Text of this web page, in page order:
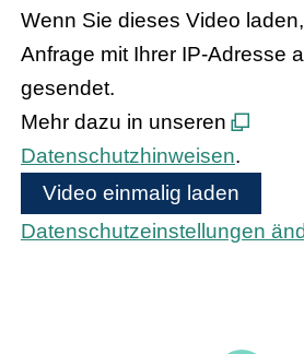
Wenn Sie dieses Video
Anfrage mit Ihrer IP-Adresse
gesendet.
Mehr dazu in unseren
Datenschutzhinweisen.
Video einmalig laden
Datenschutzeinstellungen